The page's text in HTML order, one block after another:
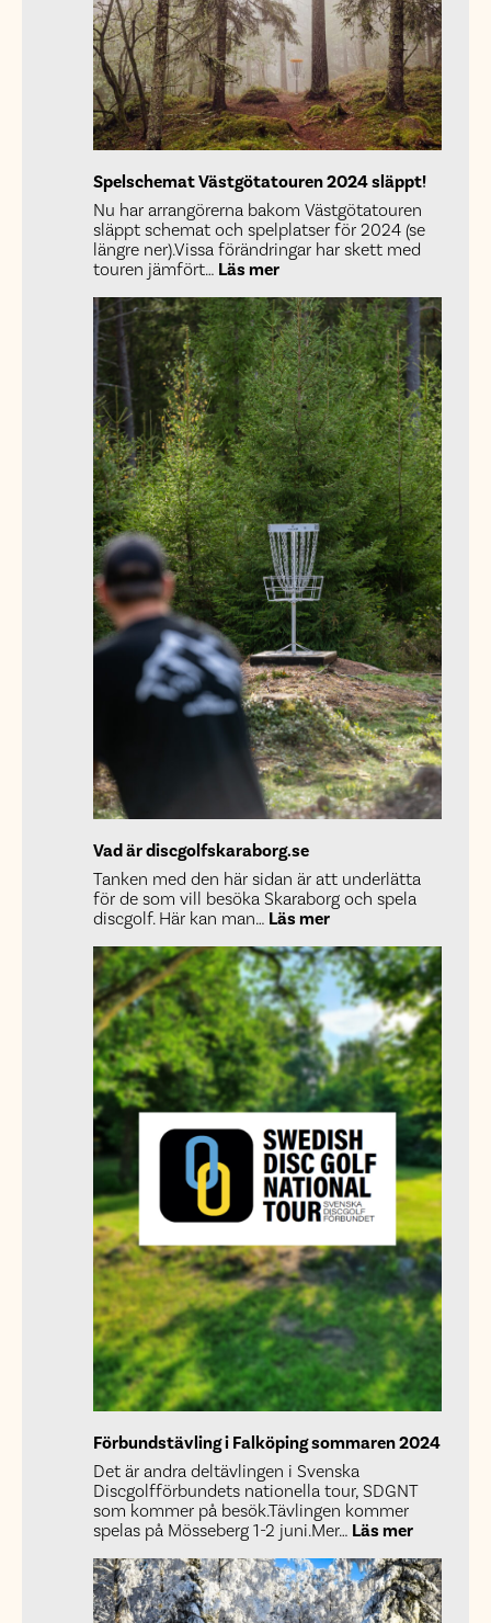
Spelschemat Västgötatouren 2024 släppt!
Nu har arrangörerna bakom Västgötatouren
släppt schemat och spelplatser för 2024 (se
längre ner).Vissa förändringar har skett med
touren jämfört… Läs mer:
Västgötatouren
2024
släppt!
Vad är discgolfskaraborg.se
Tanken med den här sidan är att underlätta
för de som vill besöka Skaraborg och spela
discgolf. Här kan man… Läs mer:
är
discgolfskaraborg.se
Förbundstävling i Falköping sommaren 2024
Det är andra deltävlingen i Svenska
Discgolfförbundets nationella tour, SDGNT
som kommer på besök.Tävlingen kommer
spelas på Mösseberg 1-2 juni.Mer… Läs mer:
i
Falköping